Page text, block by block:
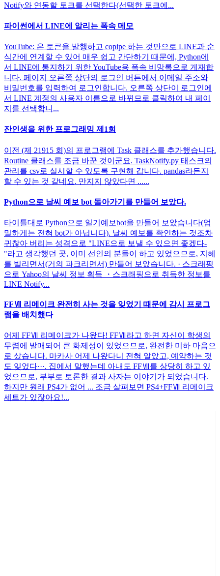
Notify와 연동할 토크를 선택한다(선택한 토크에...
파이썬에서 LINE에 알리는 폭속 메모
YouTube: 은 토큰을 발행하고 copipe 하는 것만으로 LINE과 순
식간에 연계할 수 있어 매우 쉽고 간단하기 때문에, Python에
서 LINE에 통지하기 위한 YouTube용 폭속 비망록으로 게재합
니다. 페이지 오른쪽 상단의 로그인 버튼에서 이메일 주소와
비밀번호를 입력하여 로그인합니다. 오른쪽 상단이 로그인에
서 LINE 계정의 사용자 이름으로 바뀌므로 클릭하여 내 페이
지를 선택합니...
잔인생을 위한 프로그래밍 제1회
이전 (제 21915 회)의 프로그램에 Task 클래스를 추가했습니다.
Routine 클래스를 조금 바꾼 것이군요. TaskNotify.py 태스크의
관리를 csv로 실시할 수 있도록 구현해 갑니다. pandas라든지
할 수 있는 것 같네요. 만지지 않았다면 ......
Python으로 날씨 예보 bot 돌아가기를 만들어 보았다.
타이틀대로 Python으로 일기예보bot을 만들어 보았습니다(엄
밀하게는 전혀 bot가 아닙니다). 날씨 예보를 확인하는 것조차
귀찮아 버리는 성격으로 "LINE으로 보낼 수 있으면 좋겠다-
"라고 생각했던 곳, 이미 선인의 분들이 하고 있었으므로, 지혜
를 빌리면서(거의 파크리면서) 만들어 보았습니다. · 스크래핑
으로 Yahoo의 날씨 정보 획득 ・스크래핑으로 취득한 정보를
LINE Notify...
FFⅦ 리메이크 완전히 사는 것을 잊었기 때문에 감시 프로그
램을 배치했다
어제 FFⅦ 리메이크가 나왔다! FFⅦ라고 하면 자신이 학생의
무렵에 발매되어 큰 화제성이 있었으므로, 완전한 미하 마음으
로 샀습니다. 마카사 어제 나왔다니 전혀 알았고, 예약하는 것
도 잊었다···. 집에서 말했는데 아내도 FFⅦ를 상당히 하고 있
었으므로, 부부로 토론한 결과 사자는 이야기가 되었습니다.
하지만 원래 PS4가 없어 ... 조금 살펴보면 PS4+FFⅦ 리메이크
세트가 있잖아요!...